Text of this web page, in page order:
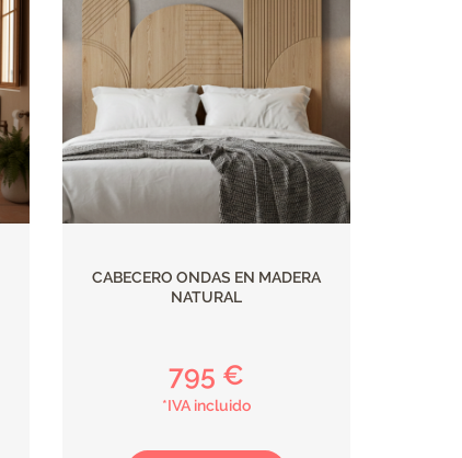
CABECERO ONDAS EN MADERA
NATURAL
795 €
*IVA incluido